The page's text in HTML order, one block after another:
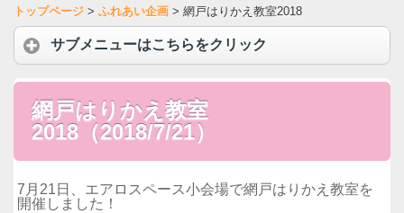
トップページ > ふれあい企画 > 網戸はりかえ教室2018
サブメニューはこちらをクリック
網戸はりかえ教室
2018（2018/7/21）
7月21日、エアロスペース小会場で網戸はりかえ教室を
開催しました！